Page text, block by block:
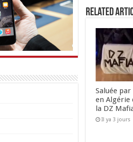
Related
Saluée
en Algérie
la DZ
Il ya 3 jours